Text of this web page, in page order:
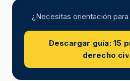
¿Necesitas orientación
Descargar guía: 15
derecho